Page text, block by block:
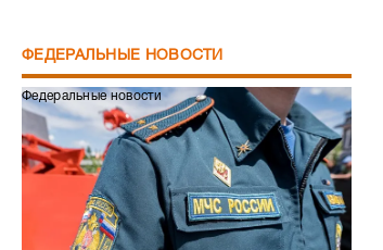
ФЕДЕРАЛЬНЫЕ НОВОСТИ
Федеральные новости